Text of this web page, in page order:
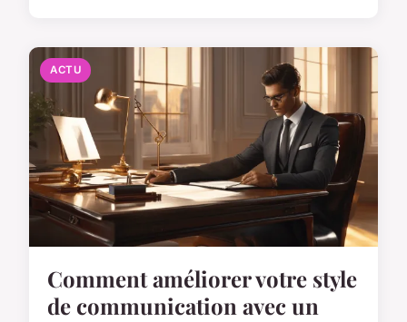
ACTU
Comment améliorer votre style
de communication avec un